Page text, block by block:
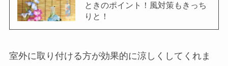
ときのポイント！風対策もきっち
りと！
室外に取り付ける方が効果的に涼しくしてくれま